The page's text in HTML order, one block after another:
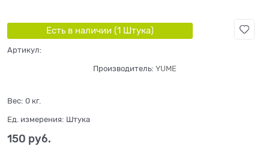
Есть в наличии (1 Штука)
Артикул:
Производитель: YUME
Вес: 0 кг.
Ед. измерения: Штука
150 руб.